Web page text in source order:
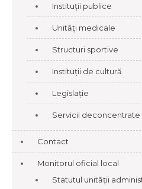
Instituții publice
Unități medicale
Structuri sportive
Instituții de cultură
Legislație
Servicii deconcentrate
Contact
Monitorul oficial local
Statutul unității